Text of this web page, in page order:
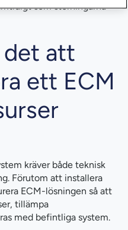
som störningarna
det att
ett ECM
kräver både teknisk
Förutom att installera
ECM-lösningen så att
tillämpa
med befintliga system.